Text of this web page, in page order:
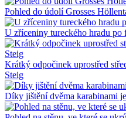
Pohled do údolí Grosses
U zříceniny tureckého hradu po
Krátký odpočinek uprostřed
Steig
Díky jištění dvěma karabinami